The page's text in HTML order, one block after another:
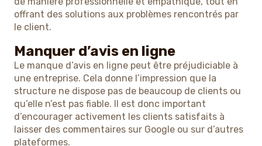
offrant des solutions aux problèmes rencontrés par
le client.
Manquer d’avis en ligne
Le manque d’avis en ligne peut être préjudiciable à
une entreprise. Cela donne l’impression que la
structure ne dispose pas de beaucoup de clients ou
qu’elle n’est pas fiable. Il est donc important
d’encourager activement les clients satisfaits à
laisser des commentaires sur Google ou sur d’autres
plateformes.